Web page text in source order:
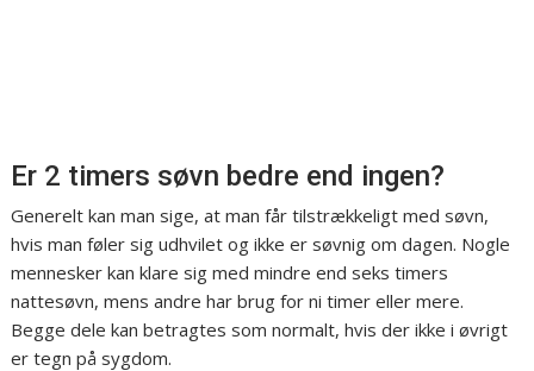
Er 2 timers søvn bedre end ingen?
Generelt kan man sige, at man får tilstrækkeligt med søvn,
hvis man føler sig udhvilet og ikke er søvnig om dagen. Nogle
mennesker kan klare sig med mindre end seks timers
nattesøvn, mens andre har brug for ni timer eller mere.
Begge dele kan betragtes som normalt, hvis der ikke i øvrigt
er tegn på sygdom.